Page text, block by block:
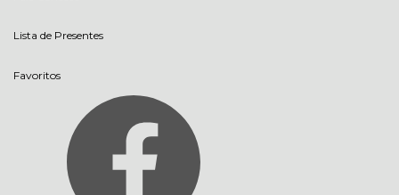
Lista de Presentes
Favoritos